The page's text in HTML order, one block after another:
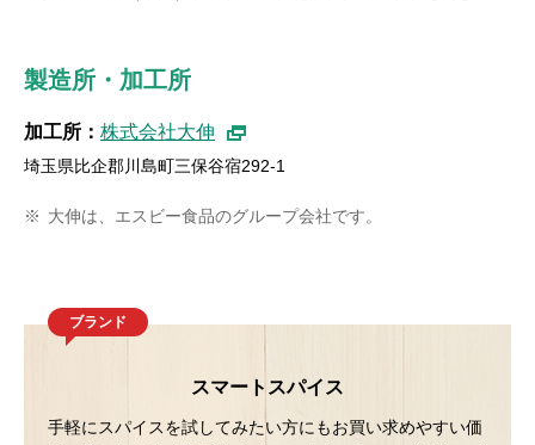
製造所・加工所
加工所： 株式会社大伸
埼玉県比企郡川島町三保谷宿292-1
※ 大伸は、エスビー食品のグループ会社です。
ブランド
スマートスパイス
手軽にスパイスを試してみたい方にもお買い求めやすい価